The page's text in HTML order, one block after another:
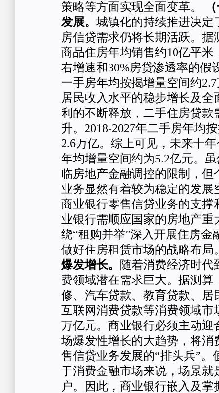
策略等方面实现全面变革。
发展。 城镇化的持续推进决定
房信贷需求仍将长期活跃。据
商品住房年均销售约10亿平米
右增速和30%房贷渗透率的假
一手房年均按揭增量空间约
居民收入水平的稳步增长及全
利的不断释放，二手住房贷款
升。2018-2027年二手房年均
2.6万亿。综上可见，未来十
年均增量空间约为5.2亿元。
临房地产金融调控的限制，但
业务显然有着较为稳定的发展
商业银行零售信贷业务的支撑
业银行需顺应国家的房地产重
绕“租购并举”深入开展住房金
做好住房租赁市场的战略布局
爆发增长。 随着消费经济时代
费领域潜在需求巨大。据测算
修、汽车贷款、教育贷款、居
互联网消费贷款等消费领域市
万亿元。商业银行必须主动迎
场爆发性增长的大趋势，将消
售信贷业务发展的“排头兵”。
于消费金融市场来说，场景就
户。因此，商业银行嵌入及掌